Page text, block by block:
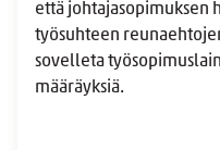
että johtajasopimuksen
työsuhteen
sovelleta
määräyksiä.